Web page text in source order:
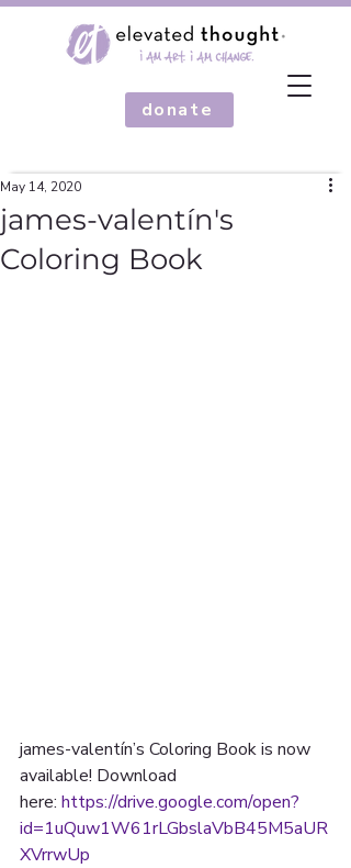
donate
james-valentín's
Coloring Book
May 14, 2020
james-valentín’s Coloring Book is now
available! Download
here: https://drive.google.com/open?
id=1uQuw1W61rLGbslaVbB45M5aUR
XVrrwUp